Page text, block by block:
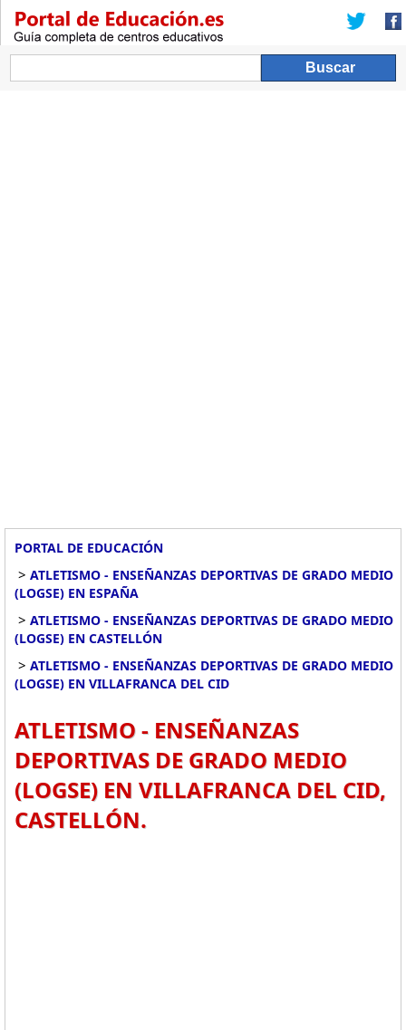
PORTAL DE EDUCACIÓN
> ATLETISMO - ENSEÑANZAS DEPORTIVAS DE GRADO MEDIO
(LOGSE) EN ESPAÑA
> ATLETISMO - ENSEÑANZAS DEPORTIVAS DE GRADO MEDIO
(LOGSE) EN CASTELLÓN
> ATLETISMO - ENSEÑANZAS DEPORTIVAS DE GRADO MEDIO
(LOGSE) EN VILLAFRANCA DEL CID
ATLETISMO - ENSEÑANZAS
DEPORTIVAS DE GRADO MEDIO
(LOGSE) EN VILLAFRANCA DEL CID,
CASTELLÓN.